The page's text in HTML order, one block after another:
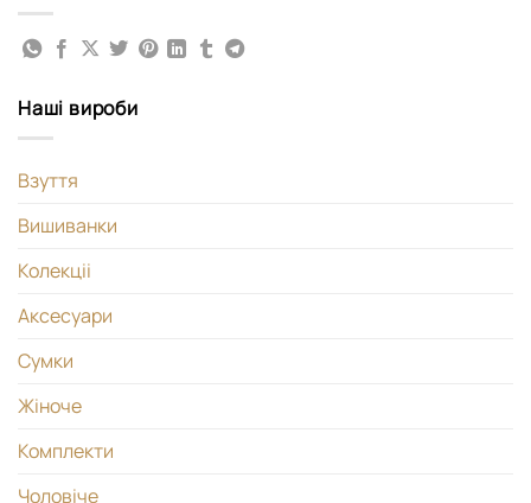
Наші вироби
Взуття
Вишиванки
Колекціі
Аксесуари
Сумки
Жіноче
Комплекти
Чоловіче